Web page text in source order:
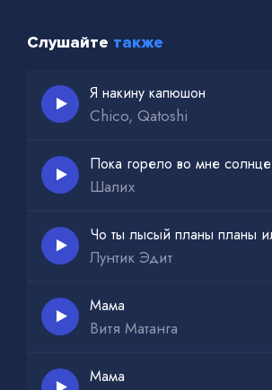
Слушайте также
Я накину капюшон
Chico, Qatoshi
Пока горело во мне солнце
Шалих
Лунтик Эдит
Мама
Витя Матанга
Мама